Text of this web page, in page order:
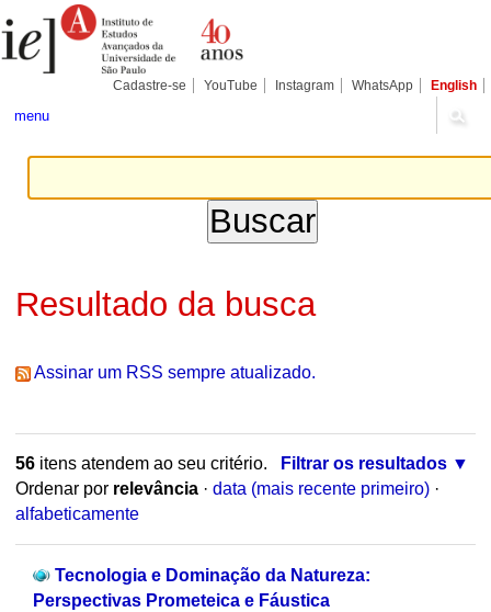
para
conteúdo.
Pessoais
Cadastre-se YouTube Instagram WhatsApp English
menu
Resultado da busca
Assinar um RSS sempre atualizado.
56itens atendem ao seu critério.
Filtrar os resultados
Ordenar por relevância · data (mais recente primeiro) ·
alfabeticamente
Tecnologia e Dominação da Natureza:
Perspectivas Prometeica e Fáustica